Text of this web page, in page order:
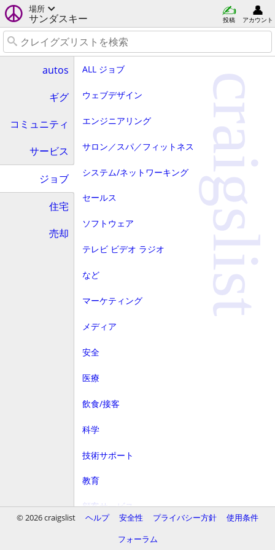
場所
サンダスキー 投稿 アカウント
autos
ギグ
コミュニティ
サービス
ジョブ
住宅
売却
ALL ジョブ
ウェブデザイン
エンジニアリング
サロン／スパ／フィットネス
システム/ネットワーキング
セールス
ソフトウェア
テレビ ビデオ ラジオ
など
マーケティング
メディア
安全
医療
飲食/接客
科学
技術サポート
教育
顧客サービス
craigslist
© 2026 craigslist ヘルプ 安全性 プライバシー方針
使用条件
フォーラム